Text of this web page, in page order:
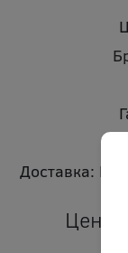
Доставка:
Цена: